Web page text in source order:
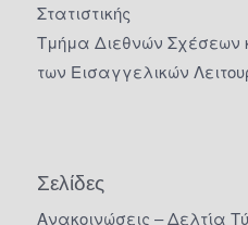
Στατιστικής
Τμήμα Διεθνών Σχέσεων
των Εισαγγελικών
Σελίδες
Ανακοινώσεις – Δελτία